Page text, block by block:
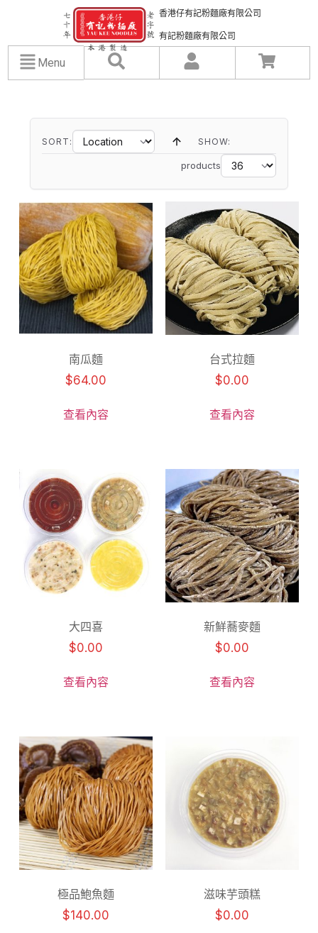
香港仔有記粉麵廠有限公司
有記粉麵廠有限公司
Menu
SORT: SHOW:
products
南瓜麵
$64.00
查看內容
台式拉麵
$0.00
查看內容
大四喜
$0.00
查看內容
新鮮蕎麥麵
$0.00
查看內容
極品鮑魚麵
$140.00
滋味芋頭糕
$0.00